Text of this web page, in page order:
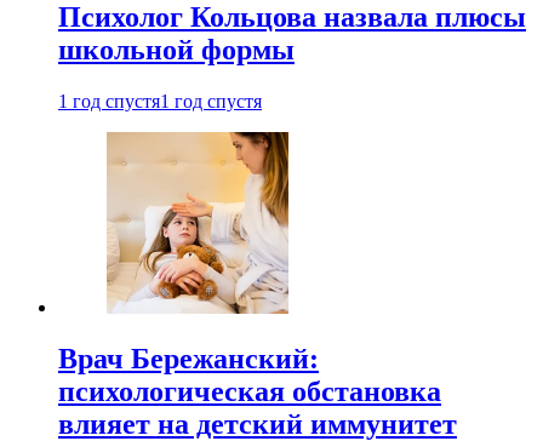
Психолог Кольцова назвала плюсы
школьной формы
1 год спустя1 год спустя
Врач Бережанский:
психологическая обстановка
влияет на детский иммунитет